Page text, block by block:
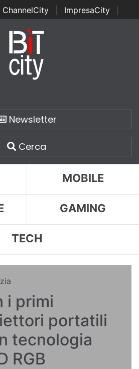
ChannelCity ImpresaCity
Italian Channel Awards | Italian
Italian Security Awards
Newsletter
Cerca
MOBILE
GAMING
TECH
i primi
portatili
tecnologia
RGB